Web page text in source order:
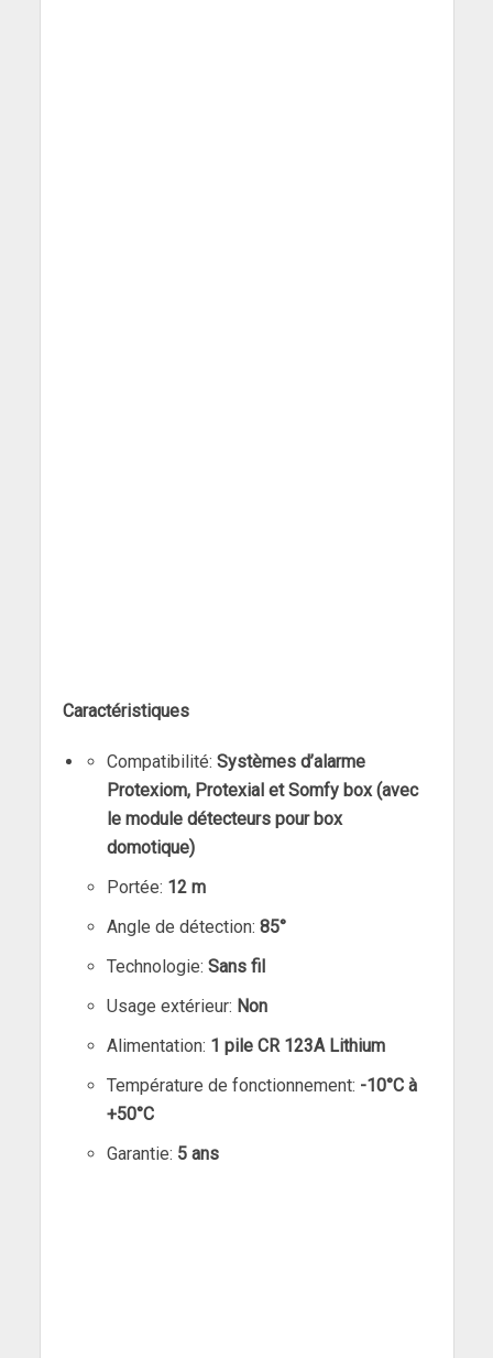
Caractéristiques
Compatibilité: Systèmes d’alarme
Protexiom, Protexial et Somfy box (avec
le module détecteurs pour box
domotique)
Portée: 12 m
Angle de détection: 85°
Technologie: Sans fil
Usage extérieur: Non
Alimentation: 1 pile CR 123A Lithium
Température de fonctionnement: -10°C à
+50°C
Garantie: 5 ans